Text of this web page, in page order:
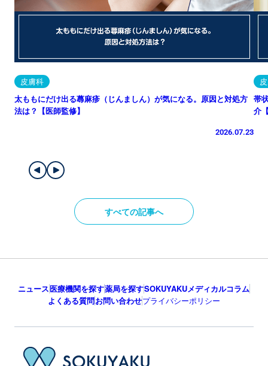
皮膚科
太ももにだけ出る蕁麻疹（じんましん）が気になる。原因と対処方
法は？【医師監修】
2026.07.23
帯
介
すべての記事へ
ニュース医療機関を探す薬局を探すSOKUYAKUメディカルコラム
よくある質問お問い合わせプライバシーポリシー